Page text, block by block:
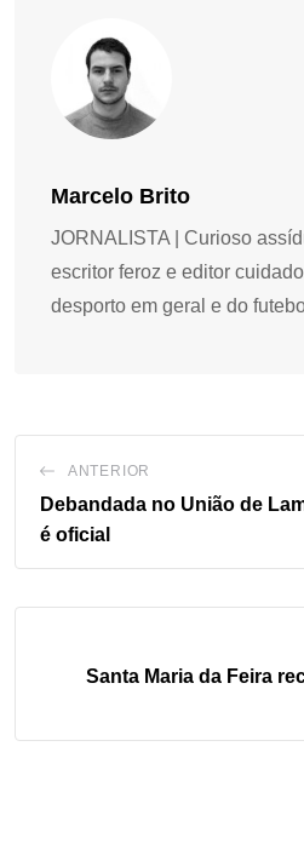
Marcelo Brito
JORNALISTA | Curioso
escritor feroz e editor
desporto em geral e do
ANTERIOR
Debandada no União de
é oficial
Santa Maria da Feira